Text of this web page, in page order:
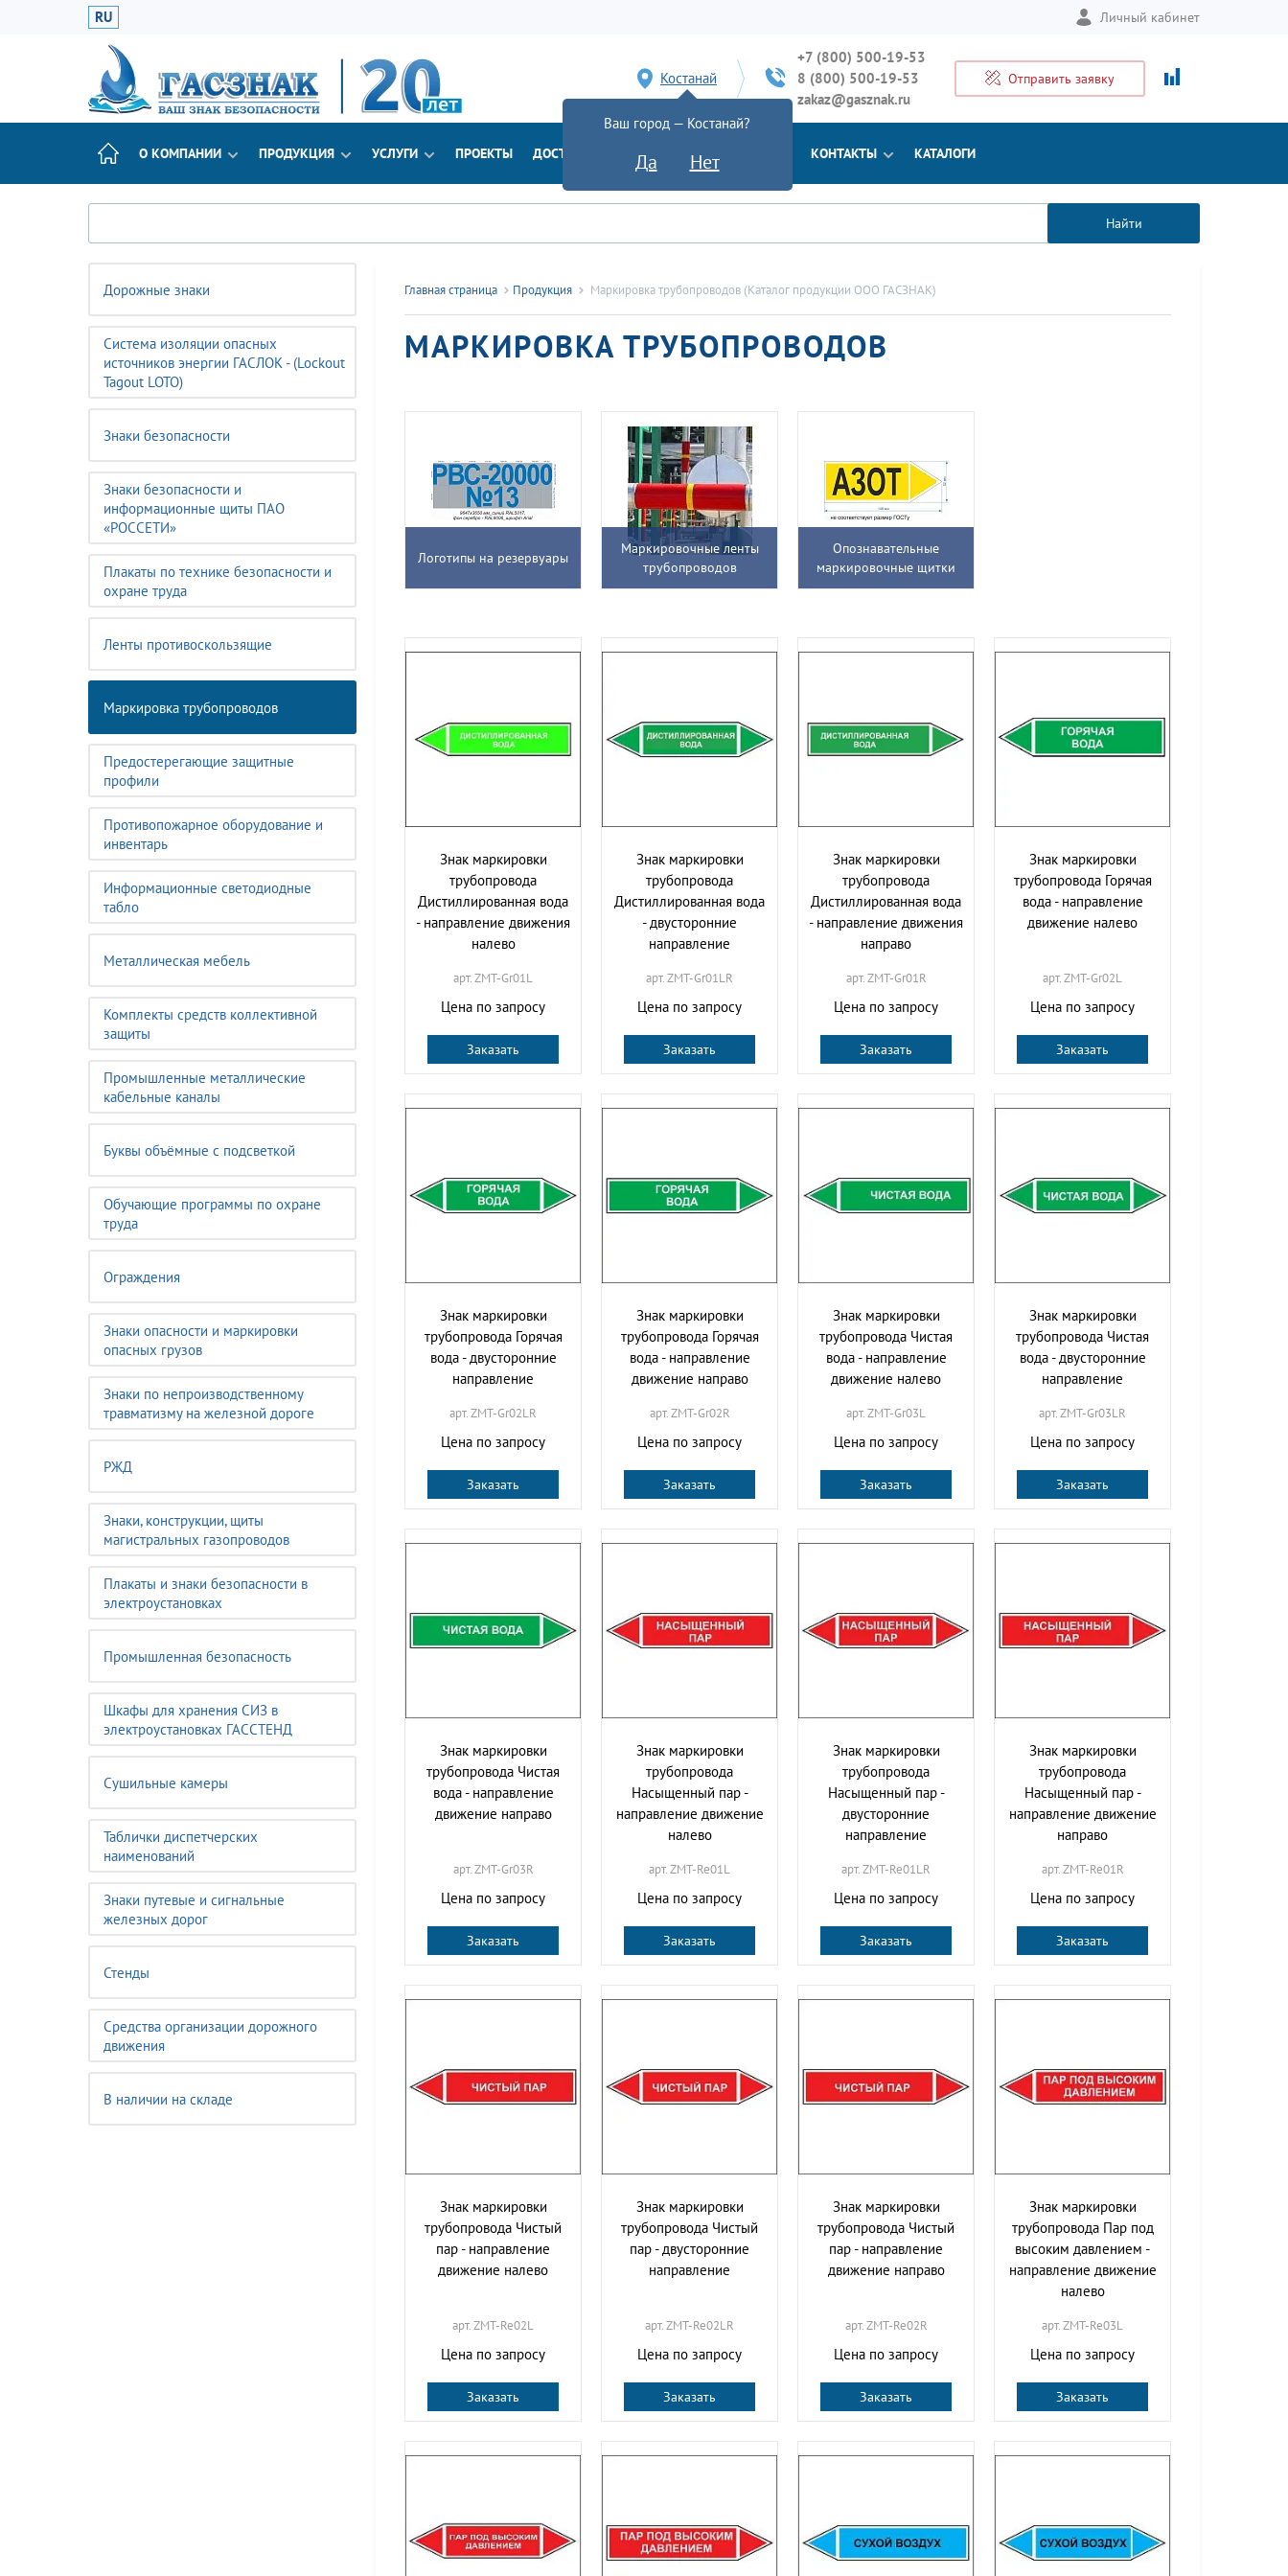
RU Личный кабинет
Костанай
Ваш город — Костанай?
Да Нет
+7 (800) 500-19-53
8 (800) 500-19-53
zakaz@gasznak.ru
Отправить заявку
О КОМПАНИИ ПРОДУКЦИЯ УСЛУГИ ПРОЕКТЫ ДОСТАВКА ДОКУМЕНТЫ КОНТАКТЫ КАТАЛОГИ
Найти
Дорожные знаки
Система изоляции опасных
источников энергии ГАСЛОК - (Lockout
Tagout LOTO)
Знаки безопасности
Знаки безопасности и
информационные щиты ПАО
«РОССЕТИ»
Плакаты по технике безопасности и
охране труда
Ленты противоскользящие
Маркировка трубопроводов
Предостерегающие защитные
профили
Противопожарное оборудование и
инвентарь
Информационные светодиодные
табло
Металлическая мебель
Комплекты средств коллективной
защиты
Промышленные металлические
кабельные каналы
Буквы объёмные с подсветкой
Обучающие программы по охране
труда
Ограждения
Знаки опасности и маркировки
опасных грузов
Знаки по непроизводственному
травматизму на железной дороге
РЖД
Знаки, конструкции, щиты
магистральных газопроводов
Плакаты и знаки безопасности в
электроустановках
Промышленная безопасность
Шкафы для хранения СИЗ в
электроустановках ГАССТЕНД
Сушильные камеры
Таблички диспетчерских
наименований
Знаки путевые и сигнальные
железных дорог
Стенды
Средства организации дорожного
движения
В наличии на складе
Главная страница Продукция Маркировка трубопроводов (Каталог продукции ООО ГАСЗНАК)
МАРКИРОВКА ТРУБОПРОВОДОВ
Логотипы на резервуары
Маркировочные ленты
трубопроводов
Опознавательные
маркировочные щитки
Знак маркировки
трубопровода
Дистиллированная вода
- направление движения
налево
арт. ZMT-Gr01L
Цена по запросу
Заказать
Знак маркировки
трубопровода
Дистиллированная вода
- двусторонние
направление
арт. ZMT-Gr01LR
Цена по запросу
Заказать
Знак маркировки
трубопровода
Дистиллированная вода
- направление движения
направо
арт. ZMT-Gr01R
Цена по запросу
Заказать
Знак маркировки
трубопровода Горячая
вода - направление
движение налево
арт. ZMT-Gr02L
Цена по запросу
Заказать
Знак маркировки
трубопровода Горячая
вода - двусторонние
направление
арт. ZMT-Gr02LR
Цена по запросу
Заказать
Знак маркировки
трубопровода Горячая
вода - направление
движение направо
арт. ZMT-Gr02R
Цена по запросу
Заказать
Знак маркировки
трубопровода Чистая
вода - направление
движение налево
арт. ZMT-Gr03L
Цена по запросу
Заказать
Знак маркировки
трубопровода Чистая
вода - двусторонние
направление
арт. ZMT-Gr03LR
Цена по запросу
Заказать
Знак маркировки
трубопровода Чистая
вода - направление
движение направо
арт. ZMT-Gr03R
Цена по запросу
Заказать
Знак маркировки
трубопровода
Насыщенный пар -
направление движение
налево
арт. ZMT-Re01L
Цена по запросу
Заказать
Знак маркировки
трубопровода
Насыщенный пар -
двусторонние
направление
арт. ZMT-Re01LR
Цена по запросу
Заказать
Знак маркировки
трубопровода
Насыщенный пар -
направление движение
направо
арт. ZMT-Re01R
Цена по запросу
Заказать
Знак маркировки
трубопровода Чистый
пар - направление
движение налево
арт. ZMT-Re02L
Цена по запросу
Заказать
Знак маркировки
трубопровода Чистый
пар - двусторонние
направление
арт. ZMT-Re02LR
Цена по запросу
Заказать
Знак маркировки
трубопровода Чистый
пар - направление
движение направо
арт. ZMT-Re02R
Цена по запросу
Заказать
Знак маркировки
трубопровода Пар под
высоким давлением -
направление движение
налево
арт. ZMT-Re03L
Цена по запросу
Заказать